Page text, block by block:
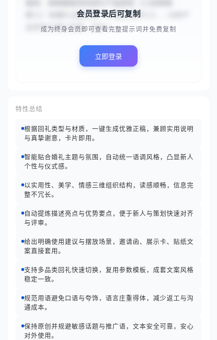
框}}）和婚礼主题风格（{{复古奢华}}），分析产
品特性与婚礼氛围，创作一...
会员登录后可复制
成为终身会员即可查看完整提示词并免费复制
立即登录
特性总结
根据回礼类型与材质，一键生成优雅正稿，兼顾实用说明
与真挚谢意，卡片即用。
智能贴合婚礼主题与氛围，自动统一语调风格，凸显新人
个性与仪式感。
以实用性、美学、情感三维组织结构，读感顺畅，信息完
整不冗长。
自动提炼描述亮点与优势要点，便于新人与策划快速对齐
与评审。
给出明确使用建议与摆放场景，邀请函、展示卡、贴纸文
案直接套用。
支持多品类回礼快速切换，复用参数模板，成套文案风格
稳定一致。
规范用语避免口语与夸饰，语言庄重得体，减少返工与沟
通成本。
保持原创并规避敏感话题与推广语，文本安全可靠，安心
对外使用。